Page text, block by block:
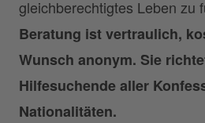
gleichberechtigtes Leben zu
Beratung ist vertraulich,
Wunsch anonym. Sie
Hilfesuchende aller
Nationalitäten.